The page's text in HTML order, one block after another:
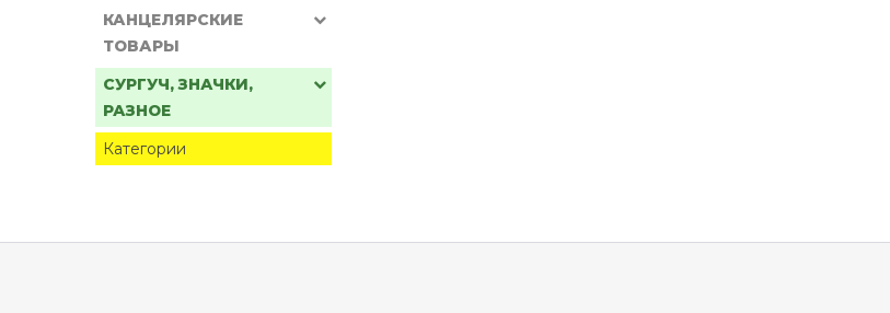
КАНЦЕЛЯРСКИЕ
ТОВАРЫ
СУРГУЧ, ЗНАЧКИ,
РАЗНОЕ
Категории